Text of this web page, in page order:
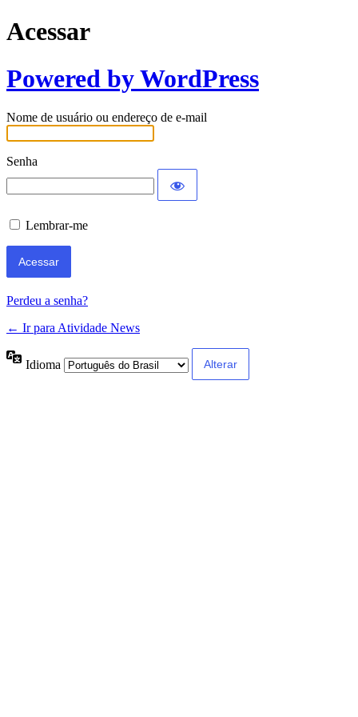
Acessar
Powered by WordPress
Nome de usuário ou endereço de e-mail
Senha
Lembrar-me
Perdeu a senha?
← Ir para Atividade News
Idioma